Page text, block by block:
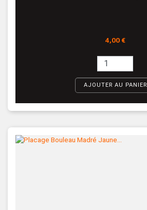
Prix
4,00 €
AJOUTER AU PANIER